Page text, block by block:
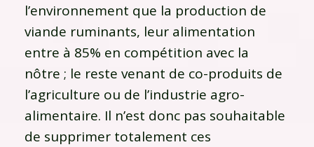
l’environnement que la production de
viande ruminants, leur alimentation
entre à 85% en compétition avec la
nôtre ; le reste venant de co-produits de
l’agriculture ou de l’industrie agro-
alimentaire. Il n’est donc pas souhaitable
de supprimer totalement ces